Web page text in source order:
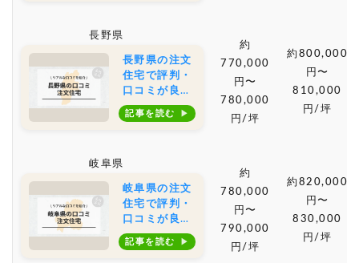
相場もご紹介
長野県
長野県の注文
住宅で評判・
口コミが良い
おすすめの建
築会社・工務
相場もご紹介
記事を読む
約
770,000
円〜
780,000
円/坪
約800,000
円〜
810,000
円/坪
岐阜県
岐阜県の注文
住宅で評判・
口コミが良い
おすすめの建
築会社・工務
記事を読む
約
780,000
円〜
790,000
円/坪
約820,000
円〜
830,000
円/坪